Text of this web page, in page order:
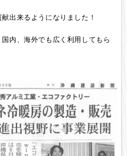
出来るようになりました！
内、海外でも広く利用してもら